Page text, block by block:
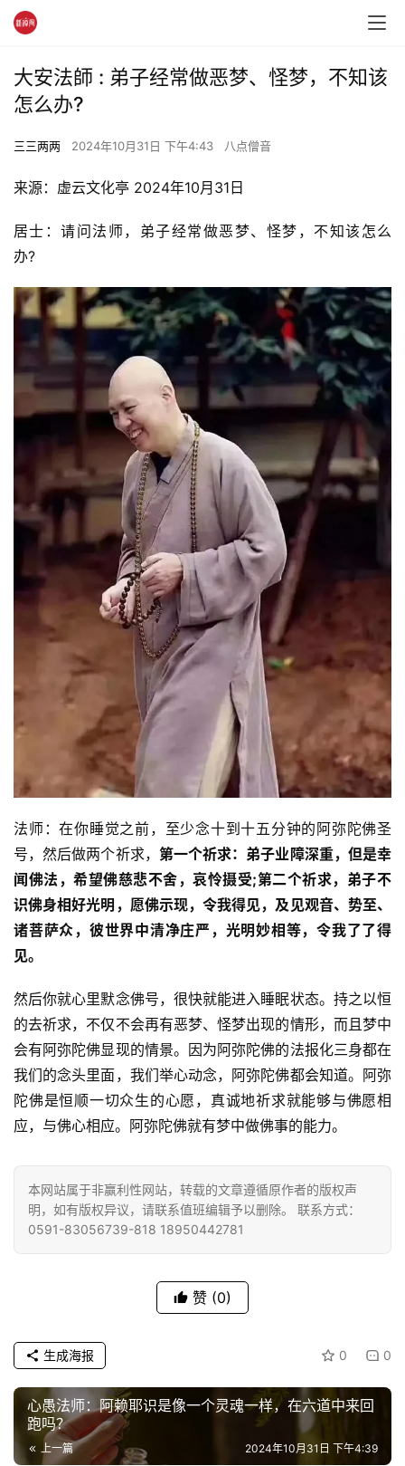
资
讯
八
点
僧
高
僧
乐
菩
提
专
题
大安法師 : 弟子经常做恶梦、怪梦，不知该
怎么办?
三三两两 2024年10月31日 下午4:43 八点僧音
来源：虚云文化亭 2024年10月31日
居士：请问法师，弟子经常做恶梦、怪梦，不知该怎么
办?
法师：在你睡觉之前，至少念十到十五分钟的阿弥陀佛圣
号，然后做两个祈求， 第一个祈求：弟子业障深重，但是幸
闻佛法，希望佛慈悲不舍，哀怜摄受;第二个祈求，弟子不
识佛身相好光明，愿佛示现，令我得见，及见观音、势至、
诸菩萨众，彼世界中清净庄严，光明妙相等，令我了了得
见。
然后你就心里默念佛号，很快就能进入睡眠状态。持之以恒
的去祈求，不仅不会再有恶梦、怪梦出现的情形，而且梦中
会有阿弥陀佛显现的情景。因为阿弥陀佛的法报化三身都在
我们的念头里面，我们举心动念，阿弥陀佛都会知道。阿弥
陀佛是恒顺一切众生的心愿，真诚地祈求就能够与佛愿相
应，与佛心相应。阿弥陀佛就有梦中做佛事的能力。
本网站属于非赢利性网站，转载的文章遵循原作者的版权声
明，如有版权异议，请联系值班编辑予以删除。 联系方式：
0591-83056739-818 18950442781
赞 (0)
0 0
生成海报
心愚法师：阿赖耶识是像一个灵魂一样，在六道中来回
跑吗？
上一篇 2024年10月31日 下午4:39